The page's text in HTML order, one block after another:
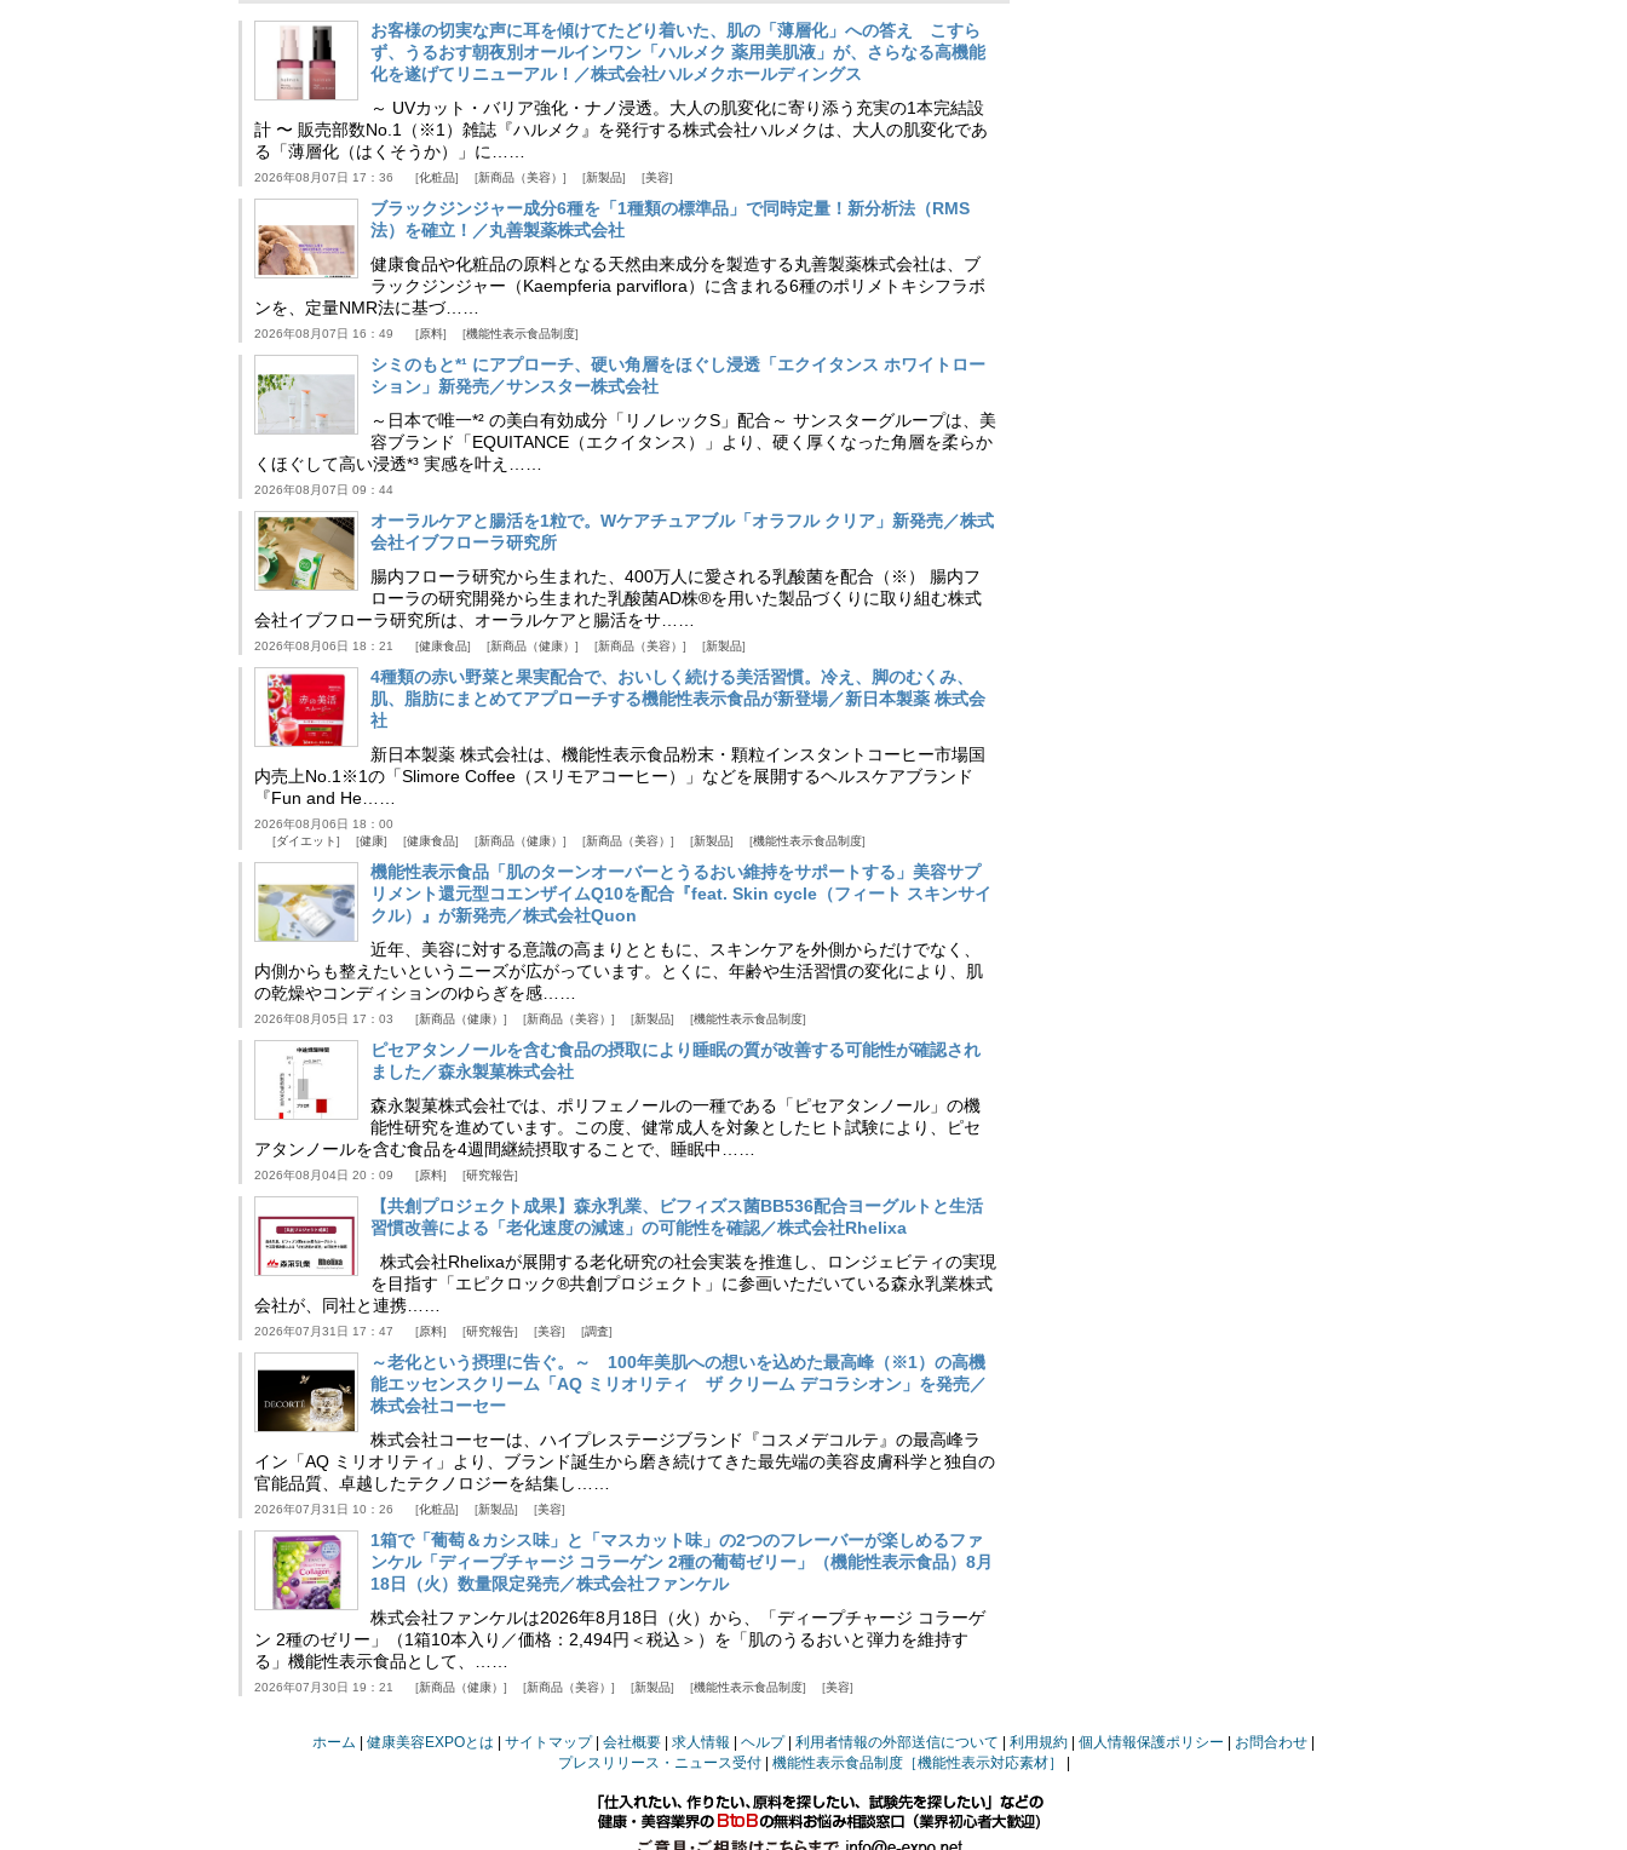
お客様の切実な声に耳を傾けてたどり着いた、肌の「薄層化」への答え こすら
ず、うるおす朝夜別オールインワン「ハルメク 薬用美肌液」が、さらなる高機能
化を遂げてリニューアル！／株式会社ハルメクホールディングス
～ UVカット・バリア強化・ナノ浸透。大人の肌変化に寄り添う充実の1本完結設
計 〜 販売部数No.1（※1）雑誌『ハルメク』を発行する株式会社ハルメクは、大人の肌変化であ
る「薄層化（はくそうか）」に……
2026年08月07日 17：36 化粧品 新商品（美容） 新製品 美容
ブラックジンジャー成分6種を「1種類の標準品」で同時定量！新分析法（RMS
法）を確立！／丸善製薬株式会社
健康食品や化粧品の原料となる天然由来成分を製造する丸善製薬株式会社は、ブ
ラックジンジャー（Kaempferia parviflora）に含まれる6種のポリメトキシフラボ
ンを、定量NMR法に基づ……
2026年08月07日 16：49 原料 機能性表示食品制度
シミのもと*¹ にアプローチ、硬い角層をほぐし浸透「エクイタンス ホワイトロー
ション」新発売／サンスター株式会社
～日本で唯一*² の美白有効成分「リノレックS」配合～ サンスターグループは、美
容ブランド「EQUITANCE（エクイタンス）」より、硬く厚くなった角層を柔らか
くほぐして高い浸透*³ 実感を叶え……
2026年08月07日 09：44
オーラルケアと腸活を1粒で。Wケアチュアブル「オラフル クリア」新発売／株式
会社イブフローラ研究所
腸内フローラ研究から生まれた、400万人に愛される乳酸菌を配合（※） 腸内フ
ローラの研究開発から生まれた乳酸菌AD株®を用いた製品づくりに取り組む株式
会社イブフローラ研究所は、オーラルケアと腸活をサ……
2026年08月06日 18：21 健康食品 新商品（健康） 新商品（美容） 新製品
4種類の赤い野菜と果実配合で、おいしく続ける美活習慣。冷え、脚のむくみ、
肌、脂肪にまとめてアプローチする機能性表示食品が新登場／新日本製薬 株式会
社
新日本製薬 株式会社は、機能性表示食品粉末・顆粒インスタントコーヒー市場国
内売上No.1※1の「Slimore Coffee（スリモアコーヒー）」などを展開するヘルスケアブランド
『Fun and He……
2026年08月06日 18：00
ダイエット
健康 健康食品 新商品（健康） 新商品（美容） 新製品 機能性表示食品制度
機能性表示食品「肌のターンオーバーとうるおい維持をサポートする」美容サプ
リメント還元型コエンザイムQ10を配合『feat. Skin cycle（フィート スキンサイ
クル）』が新発売／株式会社Quon
近年、美容に対する意識の高まりとともに、スキンケアを外側からだけでなく、
内側からも整えたいというニーズが広がっています。とくに、年齢や生活習慣の変化により、肌
の乾燥やコンディションのゆらぎを感……
2026年08月05日 17：03 新商品（健康） 新商品（美容） 新製品 機能性表示食品制度
ピセアタンノールを含む食品の摂取により睡眠の質が改善する可能性が確認され
ました／森永製菓株式会社
森永製菓株式会社では、ポリフェノールの一種である「ピセアタンノール」の機
能性研究を進めています。この度、健常成人を対象としたヒト試験により、ピセ
アタンノールを含む食品を4週間継続摂取することで、睡眠中……
2026年08月04日 20：09 原料 研究報告
【共創プロジェクト成果】森永乳業、ビフィズス菌BB536配合ヨーグルトと生活
習慣改善による「老化速度の減速」の可能性を確認／株式会社Rhelixa
株式会社Rhelixaが展開する老化研究の社会実装を推進し、ロンジェビティの実現
を目指す「エピクロック®共創プロジェクト」に参画いただいている森永乳業株式
会社が、同社と連携……
2026年07月31日 17：47 原料 研究報告 美容 調査
～老化という摂理に告ぐ。～ 100年美肌への想いを込めた最高峰（※1）の高機
能エッセンスクリーム「AQ ミリオリティ ザ クリーム デコラシオン」を発売／
株式会社コーセー
株式会社コーセーは、ハイプレステージブランド『コスメデコルテ』の最高峰ラ
イン「AQ ミリオリティ」より、ブランド誕生から磨き続けてきた最先端の美容皮膚科学と独自の
官能品質、卓越したテクノロジーを結集し……
2026年07月31日 10：26 化粧品 新製品 美容
1箱で「葡萄＆カシス味」と「マスカット味」の2つのフレーバーが楽しめるファ
ンケル「ディープチャージ コラーゲン 2種の葡萄ゼリー」（機能性表示食品）8月
18日（火）数量限定発売／株式会社ファンケル
株式会社ファンケルは2026年8月18日（火）から、「ディープチャージ コラーゲ
ン 2種のゼリー」（1箱10本入り／価格：2,494円＜税込＞）を「肌のうるおいと弾力を維持す
る」機能性表示食品として、……
2026年07月30日 19：21 新商品（健康） 新商品（美容） 新製品 機能性表示食品制度 美容
ホーム 健康美容EXPOとは サイトマップ 会社概要 求人情報 ヘルプ 利用者情報の外部送信について 利用規約 個人情報保護ポリシー
お問合わせ
プレスリリース・ニュース受付
機能性表示食品制度［機能性表示対応素材］